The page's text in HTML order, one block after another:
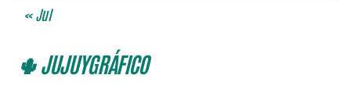
« Jul
🌵 JUJUYGRÁFICO